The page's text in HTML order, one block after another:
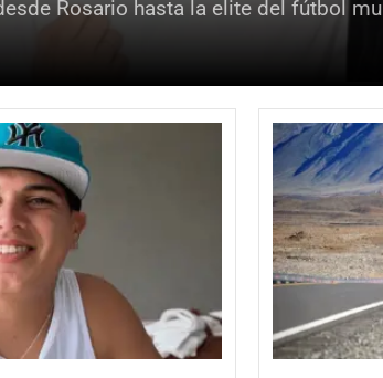
Rosario hasta la elite del fútbol